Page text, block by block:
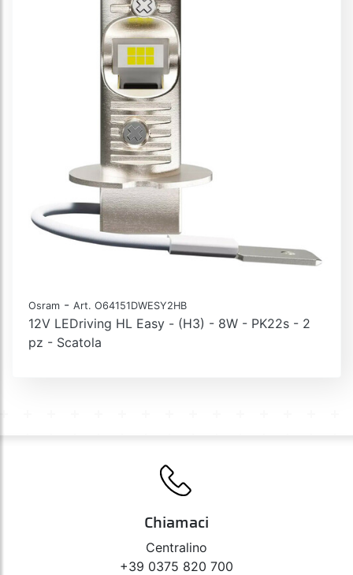
Osram - Art. O64151DWESY2HB
12V LEDriving HL Easy - (H3) - 8W - PK22s - 2
pz - Scatola
Chiamaci
Centralino
+39 0375 820 700